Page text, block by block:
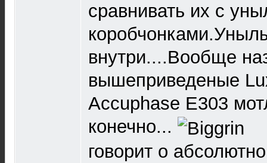
сравнивать их с
внутри....Вообще
вышеприведеные
Ассuphase E303
конечно...
говорит о